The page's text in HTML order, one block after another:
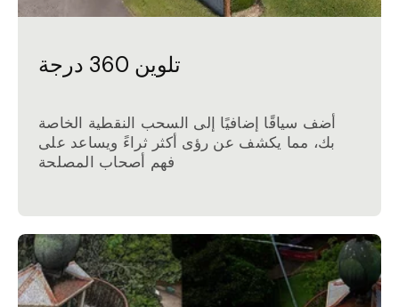
تلوين 360 درجة
أضف سياقًا إضافيًا إلى السحب النقطية الخاصة
بك، مما يكشف عن رؤى أكثر ثراءً ويساعد على
فهم أصحاب المصلحة